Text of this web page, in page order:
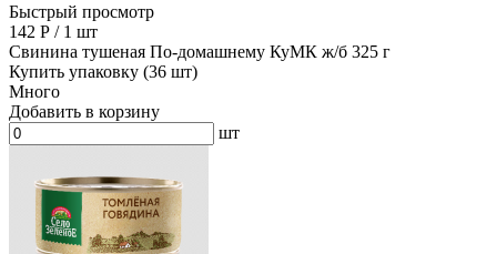
Быстрый просмотр
142 Р / 1 шт
Свинина тушеная По-домашнему КуМК ж/б 325 г
Купить упаковку (36 шт)
Много
Добавить в корзину
шт